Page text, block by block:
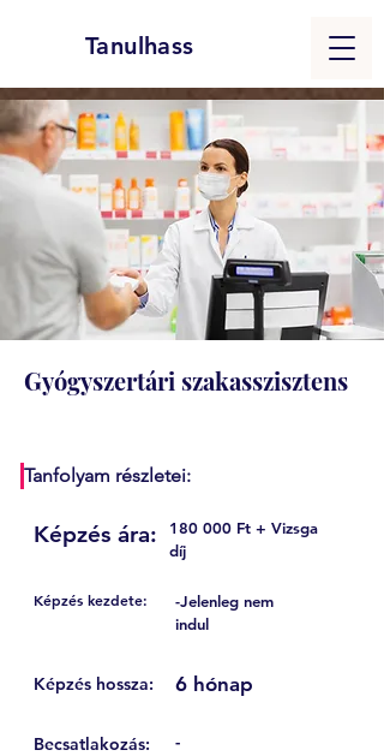
Tanulhass
Gyógyszertári szakasszisztens
Tanfolyam részletei:
Képzés ára:
180 000 Ft + Vizsga
díj
Képzés kezdete:
-Jelenleg nem
indul
Képzés hossza: 6 hónap
Becsatlakozás: -